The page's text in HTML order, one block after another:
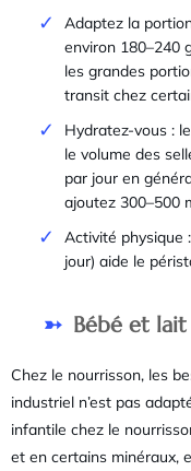
Adaptez la
environ 180–240
les grandes
transit chez
Hydratez-vous :
le volume des
par jour en
ajoutez 300–500
Activité physique
jour) aide le
Bébé et
Chez le nourrisson, les
industriel n’est pas
infantile chez le
et en certains minéraux,